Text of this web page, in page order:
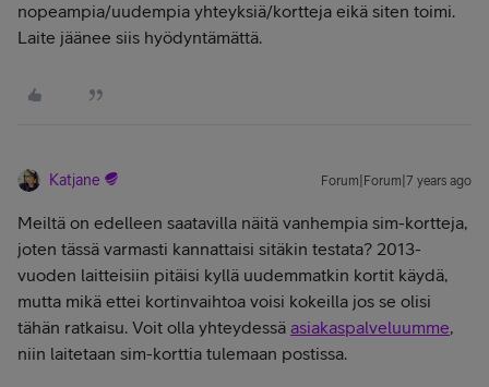
nopeampia/uudempia yhteyksiä/kortteja eikä siten toimi.
Laite jäänee siis hyödyntämättä.
Katjane Forum|Forum|7 years ago
Meiltä on edelleen saatavilla näitä vanhempia sim-kortteja,
joten tässä varmasti kannattaisi sitäkin testata? 2013-
vuoden laitteisiin pitäisi kyllä uudemmatkin kortit käydä,
mutta mikä ettei kortinvaihtoa voisi kokeilla jos se olisi
tähän ratkaisu. Voit olla yhteydessä asiakaspalveluumme,
niin laitetaan sim-korttia tulemaan postissa.